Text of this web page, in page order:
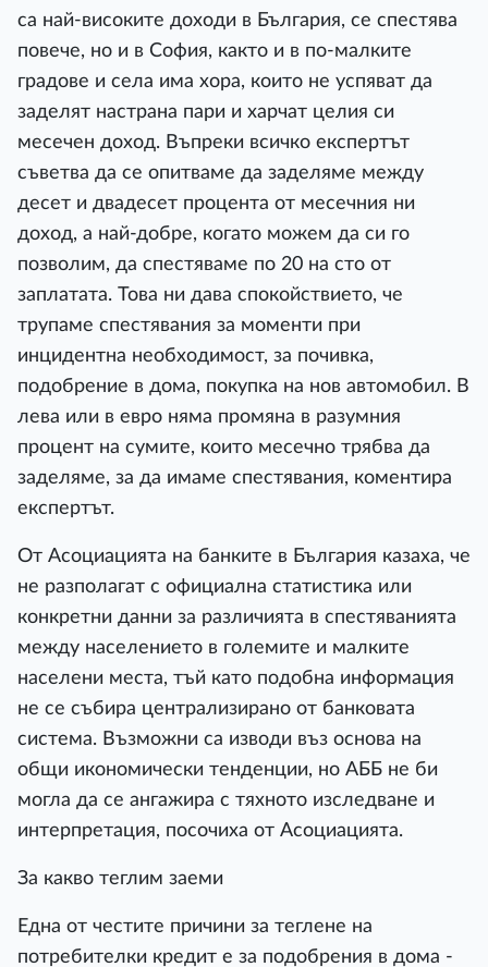
са най-високите доходи в България, се спестява
повече, но и в София, както и в по-малките
градове и села има хора, които не успяват да
заделят настрана пари и харчат целия си
месечен доход. Въпреки всичко експертът
съветва да се опитваме да заделяме между
десет и двадесет процента от месечния ни
доход, а най-добре, когато можем да си го
позволим, да спестяваме по 20 на сто от
заплатата. Това ни дава спокойствието, че
трупаме спестявания за моменти при
инцидентна необходимост, за почивка,
подобрение в дома, покупка на нов автомобил. В
лева или в евро няма промяна в разумния
процент на сумите, които месечно трябва да
заделяме, за да имаме спестявания, коментира
експертът.
От Асоциацията на банките в България казаха, че
не разполагат с официална статистика или
конкретни данни за различията в спестяванията
между населението в големите и малките
населени места, тъй като подобна информация
не се събира централизирано от банковата
система. Възможни са изводи въз основа на
общи икономически тенденции, но АББ не би
могла да се ангажира с тяхното изследване и
интерпретация, посочиха от Асоциацията.
За какво теглим заеми
Една от честите причини за теглене на
потребителки кредит е за подобрения в дома -